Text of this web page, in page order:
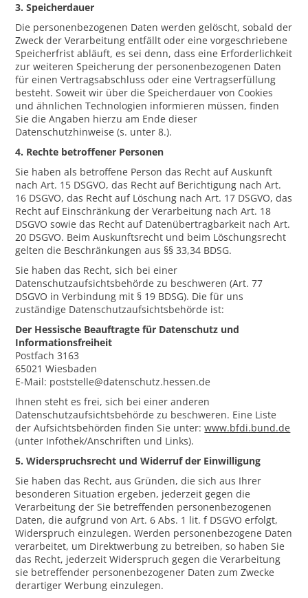
3. Speicherdauer
Die personenbezogenen Daten werden gelöscht, sobald der
Zweck der Verarbeitung entfällt oder eine vorgeschriebene
Speicherfrist abläuft, es sei denn, dass eine Erforderlichkeit
zur weiteren Speicherung der personenbezogenen Daten
für einen Vertragsabschluss oder eine Vertragserfüllung
besteht. Soweit wir über die Speicherdauer von Cookies
und ähnlichen Technologien informieren müssen, finden
Sie die Angaben hierzu am Ende dieser
Datenschutzhinweise (s. unter 8.).
4. Rechte betroffener Personen
Sie haben als betroffene Person das Recht auf Auskunft
nach Art. 15 DSGVO, das Recht auf Berichtigung nach Art.
16 DSGVO, das Recht auf Löschung nach Art. 17 DSGVO, das
Recht auf Einschränkung der Verarbeitung nach Art. 18
DSGVO sowie das Recht auf Datenübertragbarkeit nach Art.
20 DSGVO. Beim Auskunftsrecht und beim Löschungsrecht
gelten die Beschränkungen aus §§ 33,34 BDSG.
Sie haben das Recht, sich bei einer
Datenschutzaufsichtsbehörde zu beschweren (Art. 77
DSGVO in Verbindung mit § 19 BDSG). Die für uns
zuständige Datenschutzaufsichtsbehörde ist:
Der Hessische Beauftragte für Datenschutz und
Informationsfreiheit
Postfach 3163
65021 Wiesbaden
E-Mail: poststelle@datenschutz.hessen.de
Ihnen steht es frei, sich bei einer anderen
Datenschutzaufsichtsbehörde zu beschweren. Eine Liste
der Aufsichtsbehörden finden Sie unter:www.bfdi.bund.de
(unter Infothek/Anschriften und Links).
5. Widerspruchsrecht und Widerruf der Einwilligung
Sie haben das Recht, aus Gründen, die sich aus Ihrer
besonderen Situation ergeben, jederzeit gegen die
Verarbeitung der Sie betreffenden personenbezogenen
Daten, die aufgrund von Art. 6 Abs. 1 lit. f DSGVO erfolgt,
Widerspruch einzulegen. Werden personenbezogene Daten
verarbeitet, um Direktwerbung zu betreiben, so haben Sie
das Recht, jederzeit Widerspruch gegen die Verarbeitung
sie betreffender personenbezogener Daten zum Zwecke
derartiger Werbung einzulegen.